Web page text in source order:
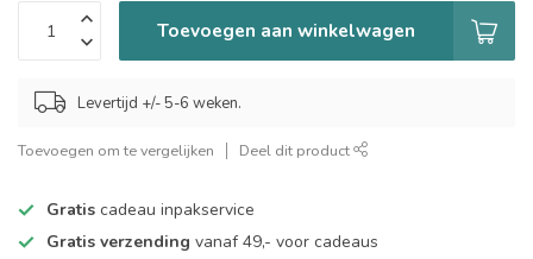
Toevoegen aan winkelwagen
Levertijd +/- 5-6 weken.
Toevoegen om te vergelijken Deel dit product
Gratis cadeau inpakservice
Gratis verzending vanaf 49,- voor cadeaus